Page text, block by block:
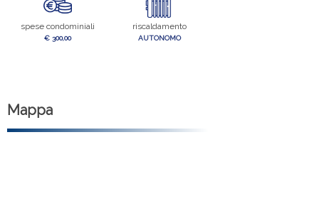
spese condominiali
€ 300,00
riscaldamento
AUTONOMO
Mappa